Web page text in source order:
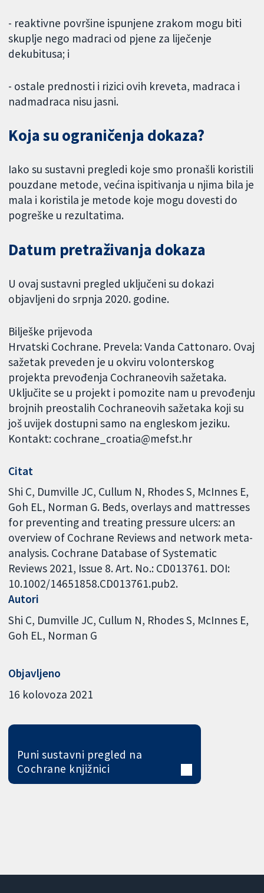
- reaktivne površine ispunjene zrakom mogu biti
skuplje nego madraci od pjene za liječenje
dekubitusa; i
- ostale prednosti i rizici ovih kreveta, madraca i
nadmadraca nisu jasni.
Koja su ograničenja dokaza?
Iako su sustavni pregledi koje smo pronašli koristili
pouzdane metode, većina ispitivanja u njima bila je
mala i koristila je metode koje mogu dovesti do
pogreške u rezultatima.
Datum pretraživanja dokaza
U ovaj sustavni pregled uključeni su dokazi
objavljeni do srpnja 2020. godine.
Bilješke prijevoda
Hrvatski Cochrane. Prevela: Vanda Cattonaro. Ovaj
sažetak preveden je u okviru volonterskog
projekta prevođenja Cochraneovih sažetaka.
Uključite se u projekt i pomozite nam u prevođenju
brojnih preostalih Cochraneovih sažetaka koji su
još uvijek dostupni samo na engleskom jeziku.
Kontakt: cochrane_croatia@mefst.hr
Citat
Shi C, Dumville JC, Cullum N, Rhodes S, McInnes E,
Goh EL, Norman G. Beds, overlays and mattresses
for preventing and treating pressure ulcers: an
overview of Cochrane Reviews and network meta-
analysis. Cochrane Database of Systematic
Reviews 2021, Issue 8. Art. No.: CD013761. DOI:
10.1002/14651858.CD013761.pub2.
Autori
Shi C Dumville JC Cullum N Rhodes S McInnes E
Goh EL Norman G
Objavljeno
16 kolovoza 2021
Puni sustavni pregled na
Cochrane knjižnici